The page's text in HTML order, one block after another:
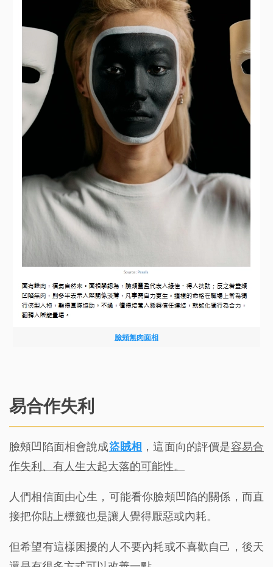
臉頰無肉面相
易合作失利
臉頰凹陷面相會說成盜賊相 ，這面向的評價是容易合
作失利、有人生大起大落的可能性。
人們相信面由心生，可能看你臉頰凹陷的關係，而直
接把你貼上標籤也是讓人覺得厭惡或內耗。
但希望有這樣困擾的人不要內耗或不喜歡自己，後天